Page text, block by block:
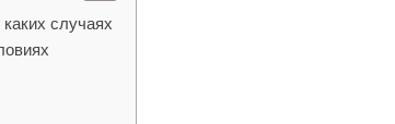
случаях